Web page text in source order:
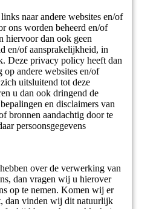
naar andere websites en/of
ons worden beheerd en/of
hiervoor dan ook geen
en/of aansprakelijkheid, in
Deze privacy policy heeft dan
op andere websites en/of
uitsluitend tot deze
u dan ook dringend de
en disclaimers van
bronnen aandachtig door te
persoonsgegevens
over de verwerking van
dan vragen wij u hierover
op te nemen. Komen wij er
dan vinden wij dit natuurlijk